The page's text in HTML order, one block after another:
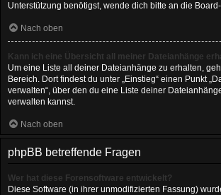
Unterstützung benötigst, wende dich bitte an die
Nach oben
Kann ich eine Übersicht all meiner Dateianhänge
Um eine Liste all deiner Dateianhänge zu erhalten,
Bereich. Dort findest du unter „Einstieg“ einen Punkt
verwalten“, über den du eine Liste deiner
verwalten kannst.
Nach oben
phpBB betreffende Fragen
Wer hat diese Forensoftware entwickelt?
Diese Software (in ihrer unmodifizierten Fassung)